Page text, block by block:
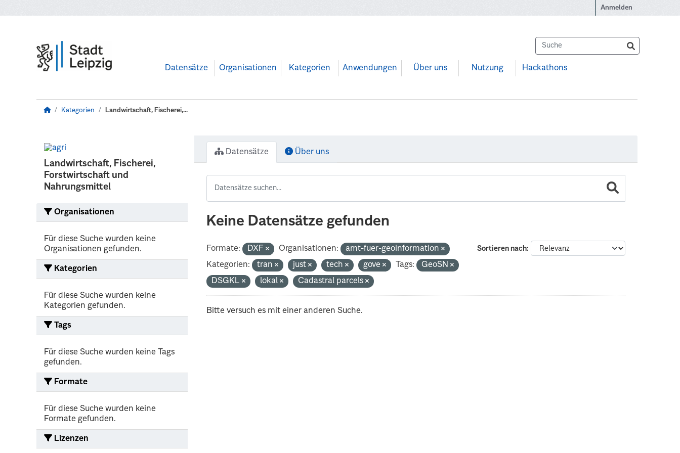
Anmelden
Datensätze Organisationen Kategorien Anwendungen Über uns Nutzung Hackathons
Kategorien Landwirtschaft, Fischerei,...
Landwirtschaft, Fischerei,
Forstwirtschaft und
Nahrungsmittel
Organisationen
Für diese Suche wurden keine
Organisationen gefunden.
Kategorien
Für diese Suche wurden keine
Kategorien gefunden.
Tags
Für diese Suche wurden keine Tags
gefunden.
Formate
Für diese Suche wurden keine
Formate gefunden.
Lizenzen
Datensätze Über uns
Keine Datensätze gefunden
Sortieren nach
Formate: DXF Organisationen:
amt-fuer-geoinformation
Kategorien:
tran just tech gove Tags:
GeoSN
DSGKL
lokal Cadastral parcels
Bitte versuch es mit einer anderen Suche.